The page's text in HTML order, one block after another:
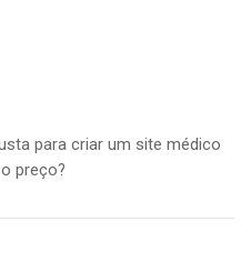
para criar um site médico
preço?